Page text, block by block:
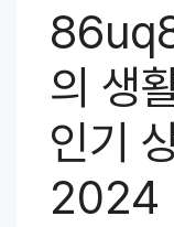
의 생
인기
2024